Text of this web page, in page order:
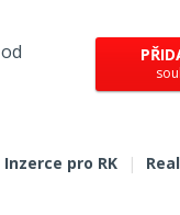
od
Inzerce pro RK |